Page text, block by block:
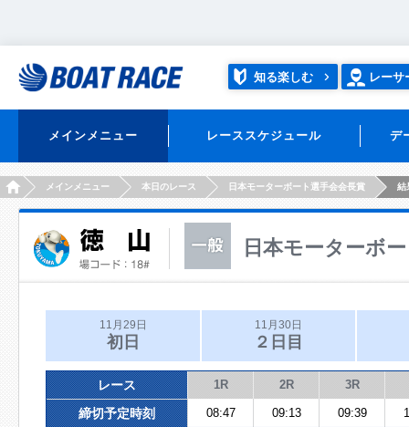
知る楽しむ レーサ
メインメニュー レーススケジュール デ
HOMEメインメニュー 本日のレース 日本モーターボート選手会会長賞 結
日本モーターボ
11月29日
初日
11月30日
２日目
レース 1R 2R 3R
締切予定時刻 08:47 09:13 09:39